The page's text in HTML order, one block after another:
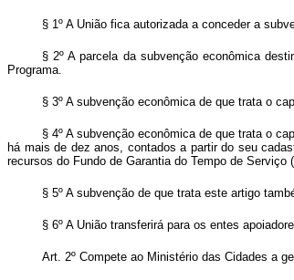
§ 1º A União fica autorizada a conceder a
§ 2º A parcela da subvenção econômica
Programa.
§ 3º A subvenção econômica de que trata o
§ 4º A subvenção econômica de que trata o
há mais de dez anos, contados a partir do seu
recursos do Fundo de Garantia do Tempo de Serviço
§ 5º A subvenção de que trata este artigo
§ 6º A União transferirá para os entes
Art. 2º Compete ao Ministério das Cidades a